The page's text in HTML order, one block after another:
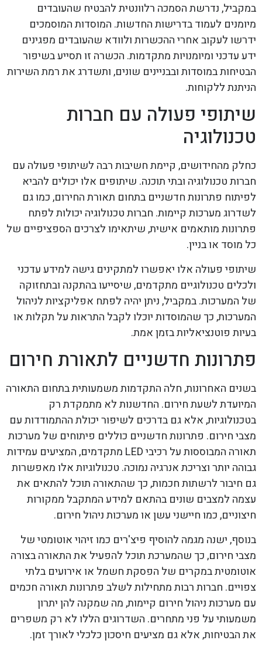
במקביל, נדרשת הסמכה רלוונטית להבטיח שהעובדים
מיומנים לעמוד בדרישות החדשות. המוסדות המוסמכים
ידרשו לעקוב אחרי ההכשרות ולוודא שהעובדים מפגינים
ידע עדכני ומיומנויות מתקדמות. הכשרה זו תסייע בשיפור
הבטיחות במוסדות ובבניינים שונים, ותשדרג את רמת השירות
הניתנת ללקוחות.
שיתופי פעולה עם חברות
טכנולוגיה
כחלק מהחידושים, קיימת חשיבות רבה לשיתופי פעולה עם
חברות טכנולוגיה ובתי תוכנה. שיתופים אלו יכולים להביא
לפיתוח פתרונות חדשניים בתחום תאורת החירום, כמו גם
לשדרוג מערכות קיימות. חברות טכנולוגיה יכולות לפתח
פתרונות מותאמים אישית, שיתאימו לצרכים הספציפיים של
כל מוסד או בניין.
שיתופי פעולה אלו יאפשרו למתקינים גישה למידע עדכני
ולכלים טכנולוגיים מתקדמים, שיסייעו בהתקנה ובתחזוקה
של המערכות. במקביל, ניתן יהיה לפתח אפליקציות לניהול
המערכות, כך שהמוסדות יוכלו לקבל התראות על תקלות או
בעיות פוטנציאליות בזמן אמת.
פתרונות חדשניים לתאורת חירום
בשנים האחרונות, חלה התקדמות משמעותית בתחום התאורה
המיועדת לשעת חירום. החדשנות לא מתמקדת רק
בטכנולוגיות, אלא גם בדרכים לשיפור יכולת ההתמודדות עם
מצבי חירום. פתרונות חדשניים כוללים פיתוחים של מערכות
תאורה המבוססות על רכיבי LED מתקדמים, המציעים עמידות
גבוהה יותר וצריכת אנרגיה נמוכה. טכנולוגיות אלו מאפשרות
גם חיבור לרשתות חכמות, כך שהתאורה תוכל להתאים את
עצמה למצבים שונים בהתאם למידע המתקבל ממקורות
חיצוניים, כמו חיישני עשן או מערכות ניהול חירום.
בנוסף, ישנה מגמה להוסיף פיצ'רים כמו זיהוי אוטומטי של
מצבי חירום, כך שהמערכת תוכל להפעיל את התאורה בצורה
אוטומטית במקרים של הפסקת חשמל או אירועים בלתי
צפויים. חברות רבות מתחילות לשלב פתרונות תאורה חכמים
עם מערכות ניהול חירום קיימות, מה שמקנה להן יתרון
משמעותי על פני מתחרים. השדרוגים הללו לא רק משפרים
את הבטיחות, אלא גם מציעים חיסכון כלכלי לאורך זמן.